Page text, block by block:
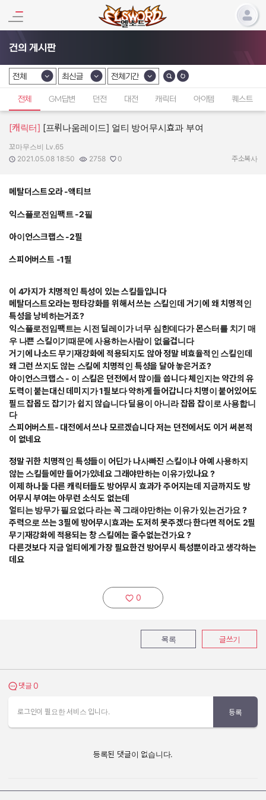
건의 게시판
카테고리 선택
전체
카테고리 선택
최신글
카테고리 선택
전체기간
전체 GM답변 던전 대전 캐릭터 아이템 퀘스트
[캐릭터] [프뤼나움레이드] 얼티 방어무시효과 부여
작성자:
꼬마무스비 Lv.65
작성일:
2021.05.08 18:50
조회수:
2758
추천수:
0 주소복사
메탈더스트오라 -액티브
익스플로전임팩트 -2필
아이언스크랩스 -2필
스피어버스트 -1필
이 4가지가 치명적인 특성이 있는 스킬들입니다
메탈더스트오라는 평타강화를 위해서 쓰는 스킬인데 거기에 왜 치명적인
특성을 낭비하는거죠?
익스플로전임팩트는 시전 딜레이가 너무 심한데다가 몬스터를 치기 매
우 나쁜 스킬이기때문에 사용하는사람이 없을겁니다
거기에 나소드 무기재강화에 적용되지도 않아 정말 비효율적인 스킬인데
왜 그런 쓰지도 않는 스킬에 치명적인 특성을 달아 놓은거죠?
아이언스크랩스 - 이 스킬은 던전에서 많이들 씁니다 체인지는 약간의 유
도력이 붙는대신 데미지가 1필보다 약하게 들어갑니다 치명이 붙어있어도
필드 잡몹도 잡기가 쉽지 않습니다 딜용이 아니라 잡몹 잡이로 사용합니
다
스피어버스트- 대전에서 쓰나 모르겠습니다 저는 던전에서도 이거 써본적
이 없네요
정말 귀한 치명적인 특성들이 어딘가 나사빠진 스킬이나 아예 사용하지
않는 스킬들에만 들어가있네요 그래야만하는 이유가있나요 ?
이제 하나둘 다른 캐릭터들도 방어무시 효과가 주어지는데 지금까지도 방
어무시 부여는 아무런 소식도 없는데
얼티는 방무가 필요없다 라는 꼭 그래야만하는 이유가 있는건가요 ?
주력으로 쓰는 3필에 방어무시효과는 도저히 못주겠다 한다면 적어도 2필
무기재강화에 적용되는 창 스킬에는 줄수없는건가요 ?
다른것보다 지금 얼티에게 가장 필요한건 방어무시 특성뿐이라고 생각하는
데요
추천하기:
0
목록 글쓰기
댓글 보기
댓글 0
로그인이 필요한 서비스 입니다. 등록
등록된 댓글이 없습니다.